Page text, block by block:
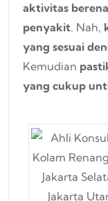
aktivitas
penyakit. Nah,
yang sesuai
Kemudian
yang cukup